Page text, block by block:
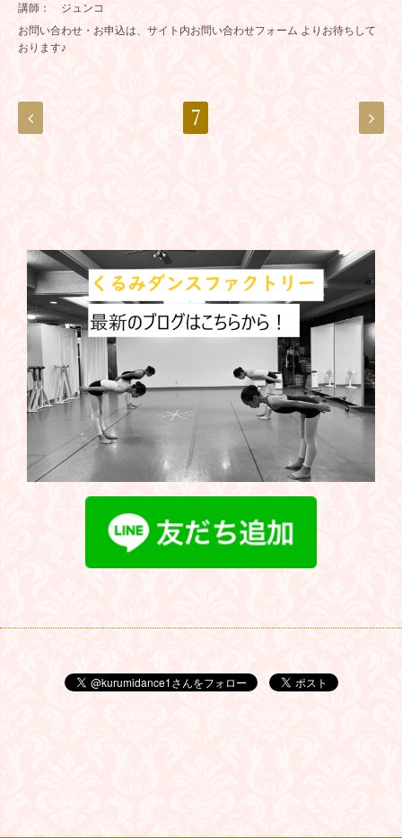
講師： ジュンコ
お問い合わせ・お申込は、サイト内お問い合わせフォーム よりお待ちして
おります♪
7